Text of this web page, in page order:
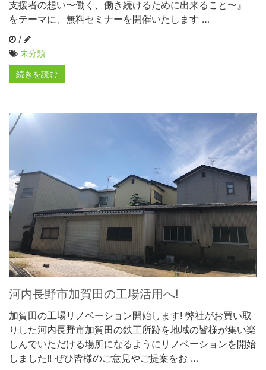
支援者の想い〜働く、働き続けるために出来ること〜』
をテーマに、無料セミナーを開催いたします …
/
未分類
続きを読む
河内長野市加賀田の工場活用へ!
加賀田の工場リノベーション開始します! 弊社がお買い取
りした河内長野市加賀田の鉄工所跡を地域の皆様が集い楽
しんでいただける場所になるようにリノベーションを開始
しました!! ぜひ皆様のご意見やご提案をお …